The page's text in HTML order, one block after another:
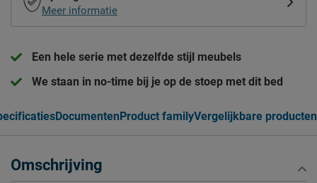
Meer informatie
Een hele serie met dezelfde stijl meubels
We staan in no-time bij je op de stoep met dit bed
Documenten Product familyVergelijkbare producten
Omschrijving